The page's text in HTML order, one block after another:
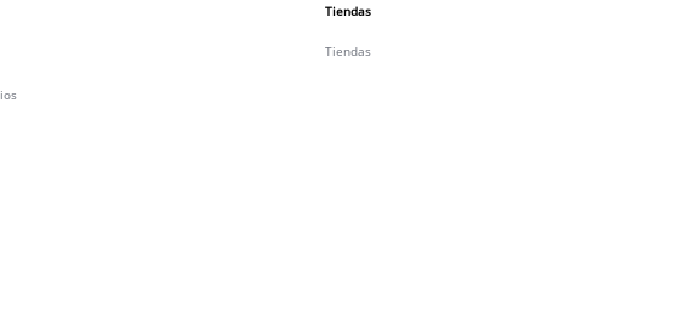
Tiendas
Tiendas